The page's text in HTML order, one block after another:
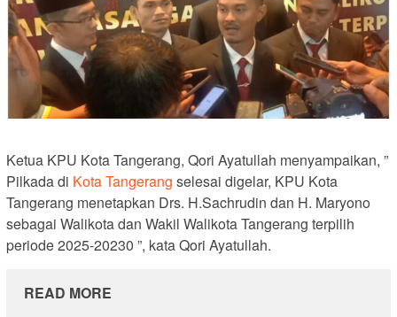
Ketua KPU Kota Tangerang, Qori Ayatullah menyampaikan, ”
Pilkada di Kota Tangerang selesai digelar, KPU Kota
Tangerang menetapkan Drs. H.Sachrudin dan H. Maryono
sebagai Walikota dan Wakil Walikota Tangerang terpilih
periode 2025-20230 ”, kata Qori Ayatullah.
READ MORE